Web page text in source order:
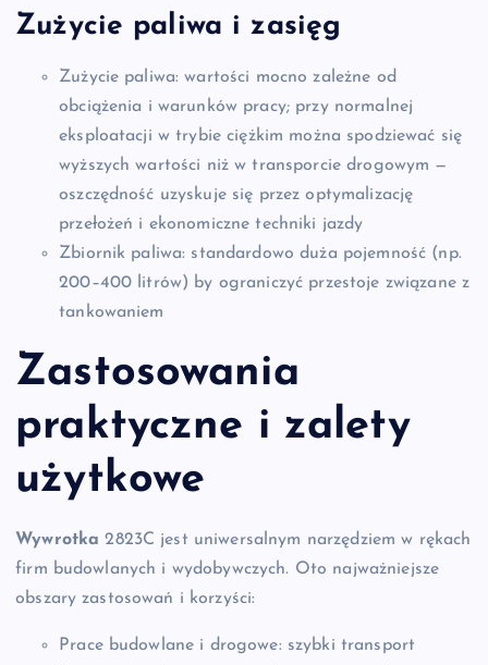
Zużycie paliwa i zasięg
Zużycie paliwa: wartości mocno zależne od
obciążenia i warunków pracy; przy normalnej
eksploatacji w trybie ciężkim można spodziewać się
wyższych wartości niż w transporcie drogowym —
oszczędność uzyskuje się przez optymalizację
przełożeń i ekonomiczne techniki jazdy
Zbiornik paliwa: standardowo duża pojemność (np.
200–400 litrów) by ograniczyć przestoje związane z
tankowaniem
Zastosowania
praktyczne i zalety
użytkowe
Wywrotka 2823C jest uniwersalnym narzędziem w rękach
firm budowlanych i wydobywczych. Oto najważniejsze
obszary zastosowań i korzyści:
Prace budowlane i drogowe: szybki transport